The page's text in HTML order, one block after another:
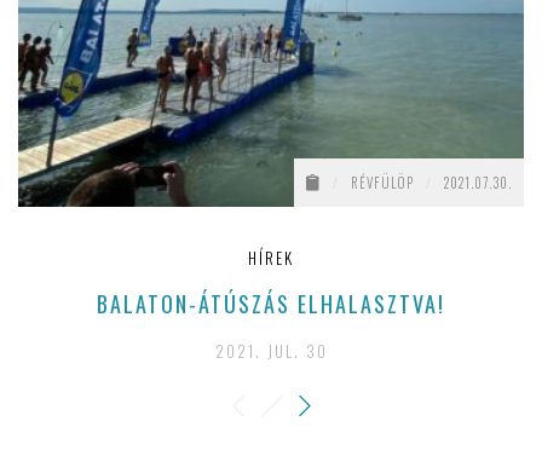
RÉVFÜLÖP 2021.07.30.
HÍREK
BALATON-ÁTÚSZÁS ELHALASZTVA!
2021. JUL. 30